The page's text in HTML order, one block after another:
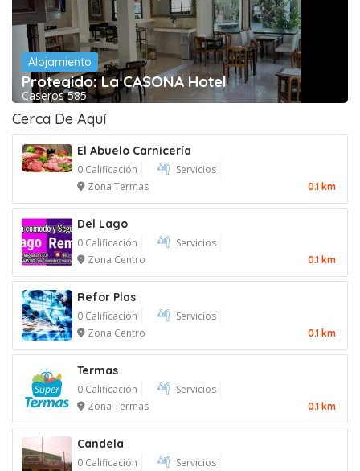
Alojamiento
Protegido: La CASONA Hotel
Caseros 585
Cerca De Aquí
El Abuelo Carnicería
0 Calificación
Servicios
Zona Termas
0.1 km
Del Lago
0 Calificación
Servicios
Zona Centro
0.1 km
Refor Plas
0 Calificación
Servicios
Zona Centro
0.1 km
Termas
0 Calificación
Servicios
Zona Termas
0.1 km
Candela
0 Calificación Servicios